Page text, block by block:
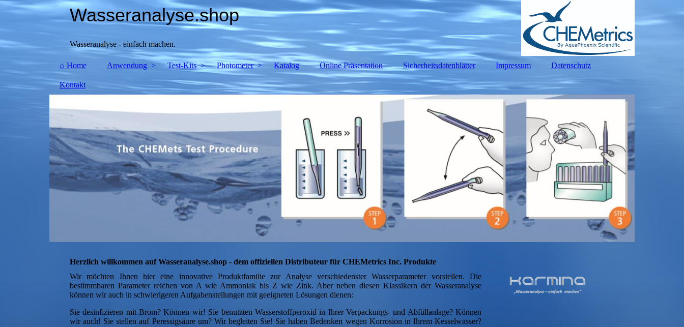
Wasseranalyse.shop
Wasseranalyse - einfach machen.
⌂ Home Anwendung Test-Kits Photometer Katalog Online Präsentation Sicherheitsdatenblätter Impressum Datenschutz
Kontakt
Herzlich willkommen auf Wasseranalyse.shop - dem offiziellen Distributeur für CHEMetrics Inc. Produkte
Wir möchten Ihnen hier eine innovative Produktfamilie zur Analyse verschiedenster Wasserparameter vorstellen. Die
bestimmbaren Parameter reichen von A wie Ammoniak bis Z wie Zink. Aber neben diesen Klassikern der Wasseranalyse
können wir auch in schwierigeren Aufgabenstellungen mit geeigneten Lösungen dienen:
Sie desinfizieren mit Brom? Können wir! Sie benutzten Wasserstoffperoxid in Ihrer Verpackungs- und Abfüllanlage? Können
wir auch! Sie stellen auf Peressigsäure um? Wir begleiten Sie! Sie haben Bedenken wegen Korrosion in Ihrem Kesselwasser?